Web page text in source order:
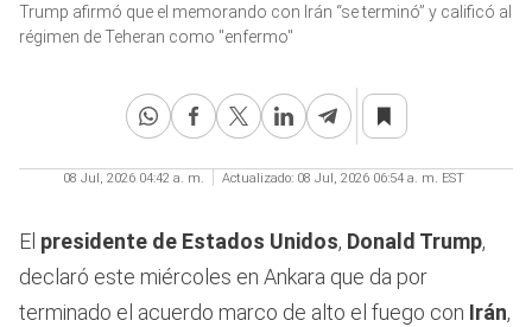
seconds
Trump afirmó que el memorando con Irán “se terminó” y calificó al
régimen de Teheran como "enfermo"
08 Jul, 2026 04:42 a. m. Actualizado: 08 Jul, 2026 06:54 a. m. EST
El presidente de Estados Unidos, Donald Trump,
declaró este miércoles en Ankara que da por
terminado el acuerdo marco de alto el fuego con Irán,